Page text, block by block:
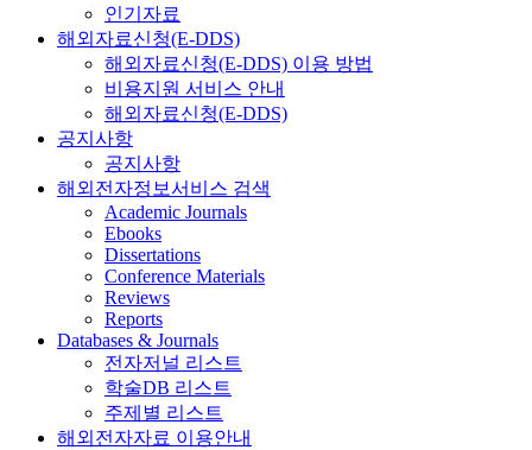
인기자료
해외자료신청(E-DDS)
해외자료신청(E-DDS) 이용 방법
비용지원 서비스 안내
해외자료신청(E-DDS)
공지사항
공지사항
해외전자정보서비스 검색
Academic Journals
Ebooks
Dissertations
Conference Materials
Reviews
Reports
Databases & Journals
전자저널 리스트
학술DB 리스트
주제별 리스트
해외전자자료 이용안내